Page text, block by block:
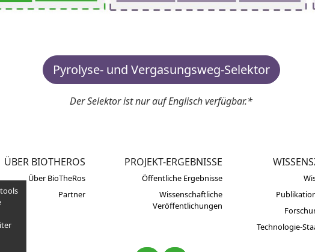
Pyrolyse- und Vergasungsweg-Selektor
Der Selektor ist nur auf Englisch verfügbar.*
ÜBER BIOTHEROS
Über BioTheRos
Partner
PROJEKT-ERGEBNISSE
Öffentliche Ergebnisse
Wissenschaftliche
Veröffentlichungen
Technologie-